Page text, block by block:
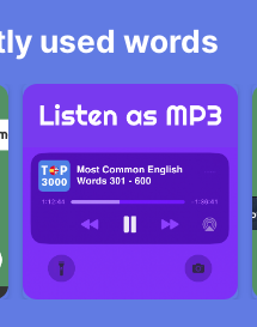
used words